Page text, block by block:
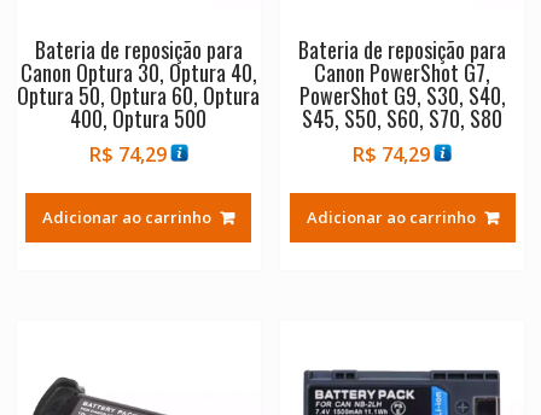
Bateria de reposição para
Canon Optura 30, Optura 40,
Optura 50, Optura 60, Optura
400, Optura 500
R$ 74,29
Adicionar ao carrinho
Bateria de reposição para
Canon PowerShot G7,
PowerShot G9, S30, S40,
S45, S50, S60, S70, S80
R$ 74,29
Adicionar ao carrinho